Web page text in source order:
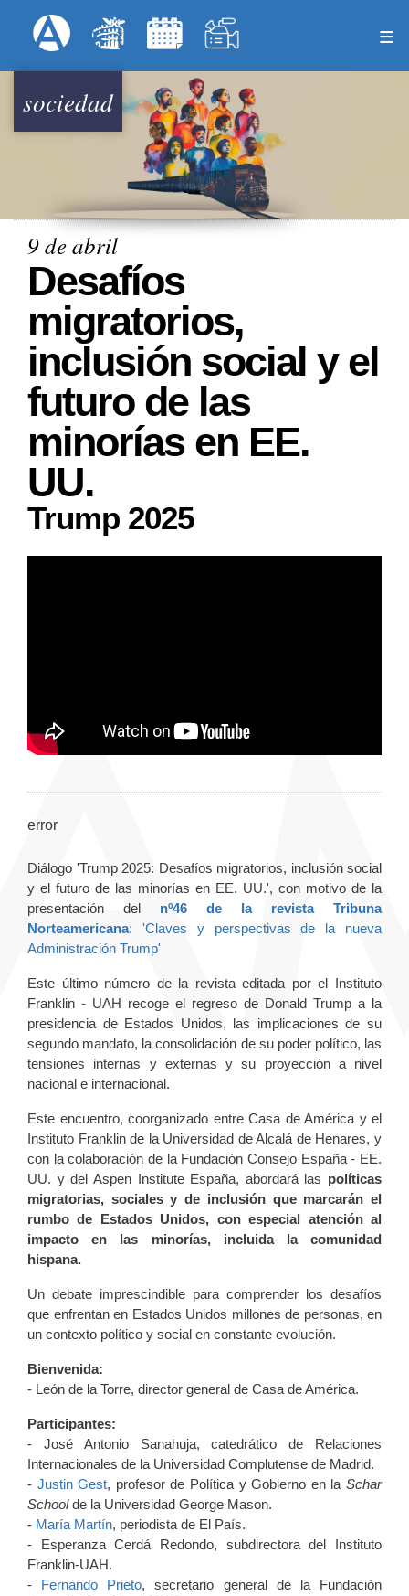
al
Menú Superior
sociedad
9 de abril
Desafíos
migratorios,
inclusión social y el
futuro de las
minorías en EE.
UU.
Trump 2025
error
Diálogo 'Trump 2025: Desafíos migratorios, inclusión social
y el futuro de las minorías en EE. UU.', con motivo de la
presentación del nº46 de la revista Tribuna
Norteamericana: 'Claves y perspectivas de la nueva
Administración Trump'
Este último número de la revista editada por el Instituto
Franklin - UAH recoge el regreso de Donald Trump a la
presidencia de Estados Unidos, las implicaciones de su
segundo mandato, la consolidación de su poder político, las
tensiones internas y externas y su proyección a nivel
nacional e internacional.
Este encuentro, coorganizado entre Casa de América y el
Instituto Franklin de la Universidad de Alcalá de Henares, y
con la colaboración de la Fundación Consejo España - EE.
UU. y del Aspen Institute España, abordará las políticas
migratorias, sociales y de inclusión que marcarán el
rumbo de Estados Unidos, con especial atención al
impacto en las minorías, incluida la comunidad
hispana.
Un debate imprescindible para comprender los desafíos
que enfrentan en Estados Unidos millones de personas, en
un contexto político y social en constante evolución.
Bienvenida:
- León de la Torre, director general de Casa de América.
Participantes:
- José Antonio Sanahuja, catedrático de Relaciones
Internacionales de la Universidad Complutense de Madrid.
- Justin Gest, profesor de Política y Gobierno en laSchar
Schoolde la Universidad George Mason.
- María Martín, periodista de El País.
- Esperanza Cerdá Redondo, subdirectora del Instituto
Franklin-UAH.
- Fernando Prieto, secretario general de la Fundación